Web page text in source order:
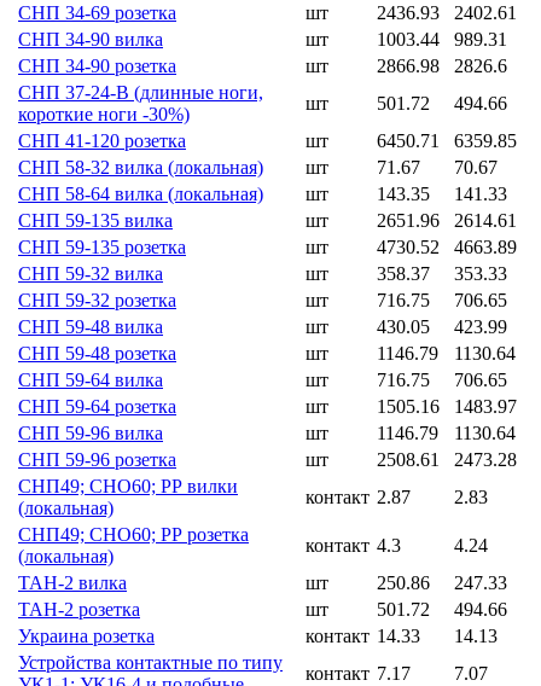
СНП 34-69 розетка
шт 2436.93
2402.61
СНП 34-90 вилка
шт 1003.44
989.31
СНП 34-90 розетка
шт 2866.98
2826.6
СНП 37-24-В (длинные ноги,
короткие ноги -30%)
шт 501.72
494.66
СНП 41-120 розетка
шт 6450.71
6359.85
СНП 58-32 вилка (локальная)
шт 71.67
70.67
СНП 58-64 вилка (локальная)
шт 143.35
141.33
СНП 59-135 вилка
шт 2651.96
2614.61
СНП 59-135 розетка
шт 4730.52
4663.89
СНП 59-32 вилка
шт 358.37
353.33
СНП 59-32 розетка
шт 716.75
706.65
СНП 59-48 вилка
шт 430.05
423.99
СНП 59-48 розетка
шт 1146.79
1130.64
СНП 59-64 вилка
шт 716.75
706.65
СНП 59-64 розетка
шт 1505.16
1483.97
СНП 59-96 вилка
шт 1146.79
1130.64
СНП 59-96 розетка
шт 2508.61
2473.28
СНП49; СНО60; РР вилки
(локальная)
контакт 2.87
2.83
СНП49; СНО60; РР розетка
(локальная)
контакт 4.3
4.24
ТАН-2 вилка
шт 250.86
247.33
ТАН-2 розетка
шт 501.72
494.66
Украина розетка
контакт 14.33
14.13
Устройства контактные по типу
контакт 7.17
7.07